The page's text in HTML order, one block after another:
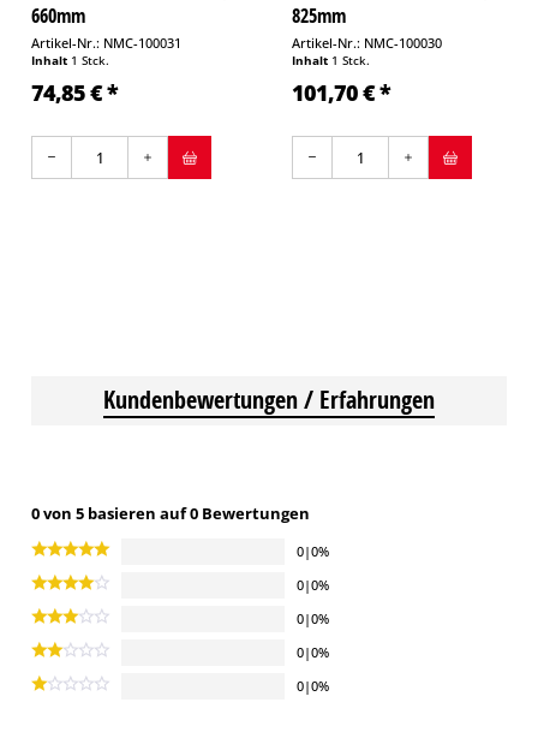
660mm
Artikel-Nr.: NMC-100031
Inhalt 1 Stck.
74,85 € *
825mm
Artikel-Nr.: NMC-100030
Inhalt 1 Stck.
101,70 € *
Kundenbewertungen / Erfahrungen
0 von 5 basieren auf 0 Bewertungen
0|0%
0|0%
0|0%
0|0%
0|0%